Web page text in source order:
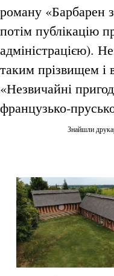
роману «Барбарен
потім публікацію
адміністрацією).
таким прізвищем і
«Незвичайні
французько-
Знайшли